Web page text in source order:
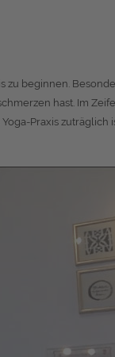
zu beginnen.
hast. Im
Praxis zuträglich